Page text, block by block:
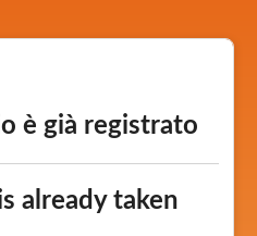
è già registrato
already taken